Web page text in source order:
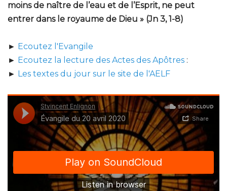
moins de naître de l’eau et de l’Esprit, ne peut
entrer dans le royaume de Dieu » (Jn 3, 1-8)
► Ecoutez l'Evangile
► Ecoutez la lecture des Actes des Apôtres :
► Les textes du jour sur le site de l'AELF